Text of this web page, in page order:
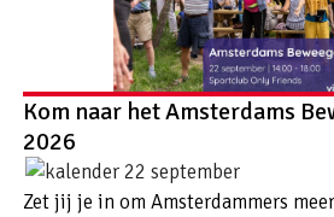
Kom naar het Amsterdams
2026
22 september
Zet jij je in om Amsterdammers